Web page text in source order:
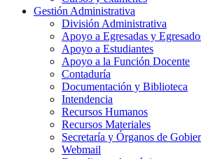
Gestión Administrativa
División Administrativa
Apoyo a Egresadas y
Apoyo a Estudiantes
Apoyo a la Función Docente
Contaduría
Documentación y Biblioteca
Intendencia
Recursos Humanos
Recursos Materiales
Secretaría y Órganos de
Webmail